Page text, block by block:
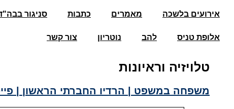
אירועים בלשכה מאמרים כתבות סניגור
אלופת טניס להב נוטריון צור קשר
טלויזיה וראיונות
משפחה במשפט | הרדיו החברתי הראשון |